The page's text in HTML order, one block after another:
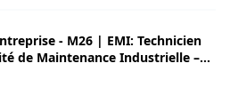
- M26 | EMI: Technicien
de Maintenance Industrielle –